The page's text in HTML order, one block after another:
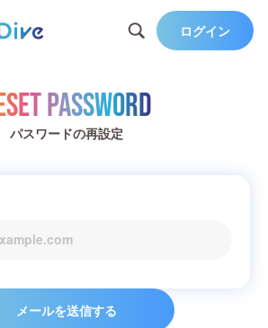
ログイン
Password
パスワードの再設定
メールを送信する